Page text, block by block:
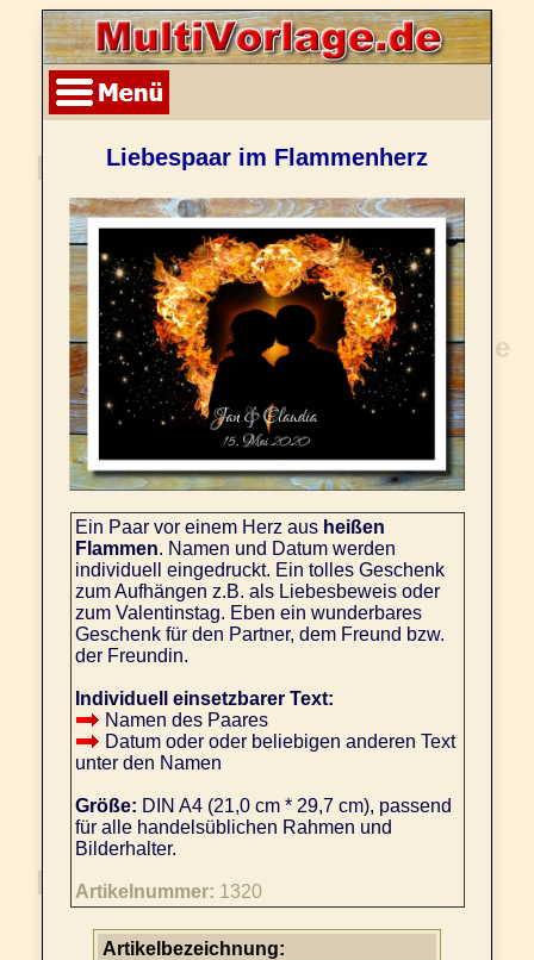
Liebespaar im Flammenherz
Ein Paar vor einem Herz aus heißen
Flammen. Namen und Datum werden
individuell eingedruckt. Ein tolles Geschenk
zum Aufhängen z.B. als Liebesbeweis oder
zum Valentinstag. Eben ein wunderbares
Geschenk für den Partner, dem Freund bzw.
der Freundin.
Individuell einsetzbarer Text:
Namen des Paares
Datum oder oder beliebigen anderen Text
unter den Namen
Größe: DIN A4 (21,0 cm * 29,7 cm), passend
für alle handelsüblichen Rahmen und
Bilderhalter.
Artikelnummer: 1320
Artikelbezeichnung: